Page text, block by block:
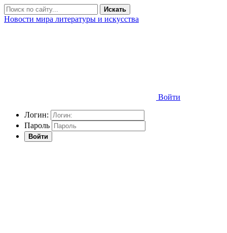
Искать
Новости мира литературы и искусства
Войти
Логин:
Пароль
Войти